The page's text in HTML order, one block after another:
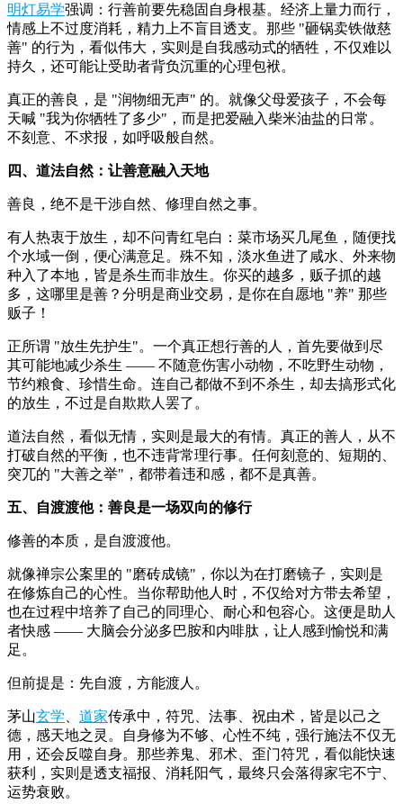
明灯易学强调：行善前要先稳固自身根基。经济上量力而行，
情感上不过度消耗，精力上不盲目透支。那些 "砸锅卖铁做慈
善" 的行为，看似伟大，实则是自我感动式的牺牲，不仅难以
持久，还可能让受助者背负沉重的心理包袱。
真正的善良，是 "润物细无声" 的。就像父母爱孩子，不会每
天喊 "我为你牺牲了多少"，而是把爱融入柴米油盐的日常。
不刻意、不求报，如呼吸般自然。
四、道法自然：让善意融入天地
善良，绝不是干涉自然、修理自然之事。
有人热衷于放生，却不问青红皂白：菜市场买几尾鱼，随便找
个水域一倒，便心满意足。殊不知，淡水鱼进了咸水、外来物
种入了本地，皆是杀生而非放生。你买的越多，贩子抓的越
多，这哪里是善？分明是商业交易，是你在自愿地 "养" 那些
贩子！
正所谓 "放生先护生"。一个真正想行善的人，首先要做到尽
其可能地减少杀生 —— 不随意伤害小动物，不吃野生动物，
节约粮食、珍惜生命。连自己都做不到不杀生，却去搞形式化
的放生，不过是自欺欺人罢了。
道法自然，看似无情，实则是最大的有情。真正的善人，从不
打破自然的平衡，也不违背常理行事。任何刻意的、短期的、
突兀的 "大善之举"，都带着违和感，都不是真善。
五、自渡渡他：善良是一场双向的修行
修善的本质，是自渡渡他。
就像禅宗公案里的 "磨砖成镜"，你以为在打磨镜子，实则是
在修炼自己的心性。当你帮助他人时，不仅给对方带去希望，
也在过程中培养了自己的同理心、耐心和包容心。这便是助人
者快感 —— 大脑会分泌多巴胺和内啡肽，让人感到愉悦和满
足。
但前提是：先自渡，方能渡人。
茅山玄学 道家传承中，符咒、法事、祝由术，皆是以己之
德，感天地之灵。自身修为不够、心性不纯，强行施法不仅无
用，还会反噬自身。那些养鬼、邪术、歪门符咒，看似能快速
获利，实则是透支福报、消耗阳气，最终只会落得家宅不宁、
运势衰败。